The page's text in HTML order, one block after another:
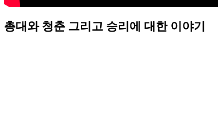
총대와 청춘 그리고 승리에 대한 이야기